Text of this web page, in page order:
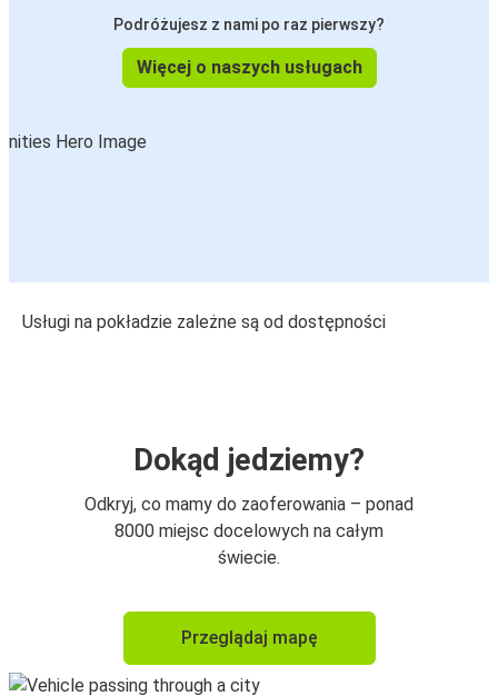
Podróżujesz z nami po raz pierwszy?
Więcej o naszych usługach
Usługi na pokładzie zależne są od dostępności
Dokąd jedziemy?
Odkryj, co mamy do zaoferowania – ponad
8000 miejsc docelowych na całym
świecie.
Przeglądaj mapę